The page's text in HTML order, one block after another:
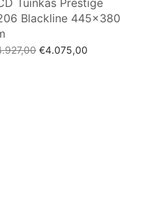
Tuinkas Prestige
Blackline 445×380
Oorspronkelijke
€4.075,00